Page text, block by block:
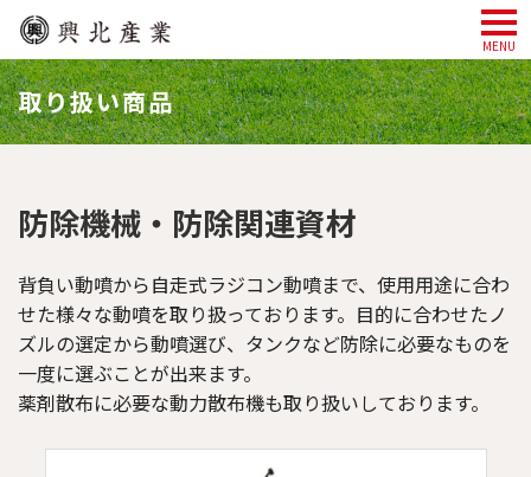
MENU
取り扱い商品
防除機械・防除関連資材
背負い動噴から自走式ラジコン動噴まで、使用用途に合わ
せた様々な動噴を取り扱っております。目的に合わせたノ
ズルの選定から動噴選び、タンクなど防除に必要なものを
一度に選ぶことが出来ます。
薬剤散布に必要な動力散布機も取り扱いしております。